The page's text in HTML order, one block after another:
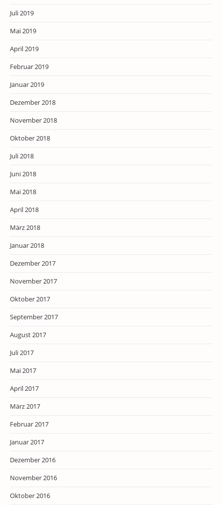
Juli 2019
Mai 2019
April 2019
Februar 2019
Januar 2019
Dezember 2018
November 2018
Oktober 2018
Juli 2018
Juni 2018
Mai 2018
April 2018
März 2018
Januar 2018
Dezember 2017
November 2017
Oktober 2017
September 2017
August 2017
Juli 2017
Mai 2017
April 2017
März 2017
Februar 2017
Januar 2017
Dezember 2016
November 2016
Oktober 2016